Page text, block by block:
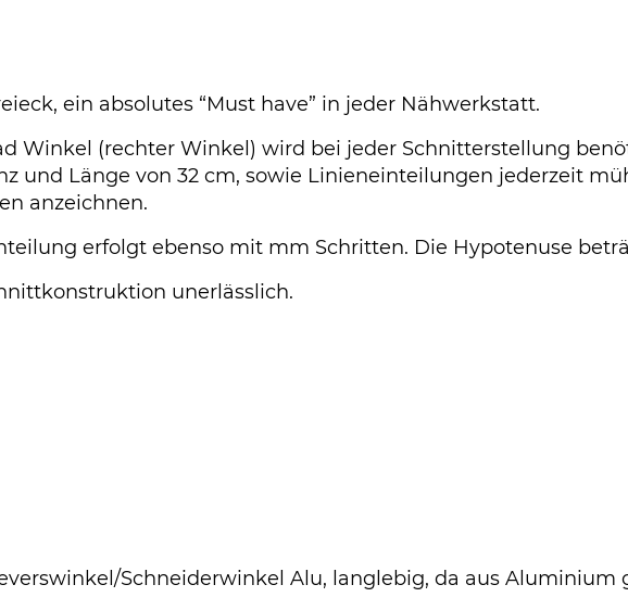
ein absolutes “Must have” in jeder Nähwerkstatt.
Winkel (rechter Winkel) wird bei jeder Schnitterstellung
und Länge von 32 cm, sowie Linieneinteilungen jederzeit
anzeichnen.
erfolgt ebenso mit mm Schritten. Die Hypotenuse
unerlässlich.
Schneiderwinkel Alu, langlebig, da aus Aluminium